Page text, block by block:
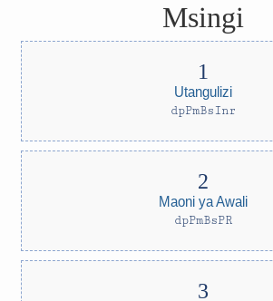
Msingi
Utangulizi
dpPmBsInr
Maoni ya Awali
dpPmBsPR